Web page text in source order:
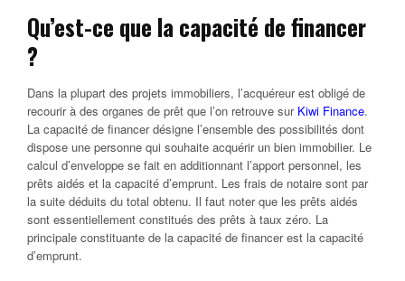
Qu’est-ce que la capacité de financer
?
Dans la plupart des projets immobiliers, l’acquéreur est obligé de
recourir à des organes de prêt que l’on retrouve sur Kiwi Finance.
La capacité de financer désigne l’ensemble des possibilités dont
dispose une personne qui souhaite acquérir un bien immobilier. Le
calcul d’enveloppe se fait en additionnant l’apport personnel, les
prêts aidés et la capacité d’emprunt. Les frais de notaire sont par
la suite déduits du total obtenu. Il faut noter que les prêts aidés
sont essentiellement constitués des prêts à taux zéro. La
principale constituante de la capacité de financer est la capacité
d’emprunt.